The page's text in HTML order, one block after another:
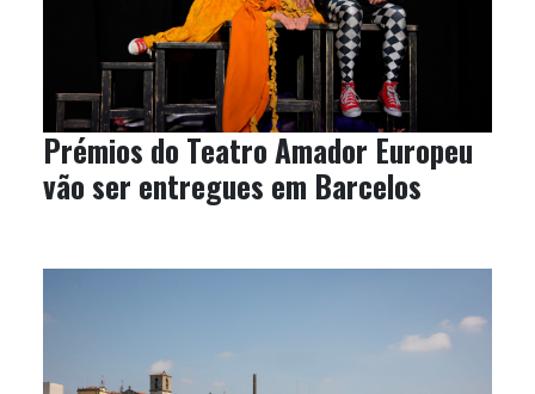
Prémios do Teatro Amador Europeu
vão ser entregues em Barcelos